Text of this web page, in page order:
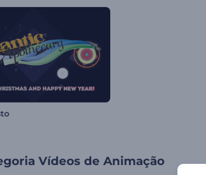
Vídeos de Animação